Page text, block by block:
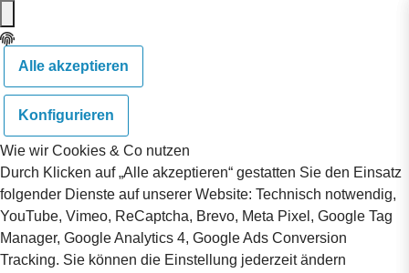
Alle akzeptieren
Konfigurieren
Wie wir Cookies & Co nutzen
Durch Klicken auf „Alle akzeptieren“ gestatten Sie den Einsatz
folgender Dienste auf unserer Website: Technisch notwendig,
YouTube, Vimeo, ReCaptcha, Brevo, Meta Pixel, Google Tag
Manager, Google Analytics 4, Google Ads Conversion
Tracking. Sie können die Einstellung jederzeit ändern